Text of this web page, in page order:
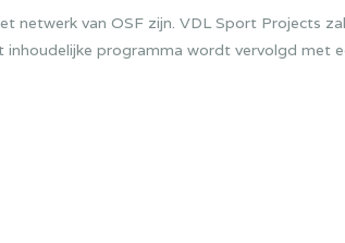
netwerk van OSF zijn. VDL Sport Projects
programma wordt vervolgd met